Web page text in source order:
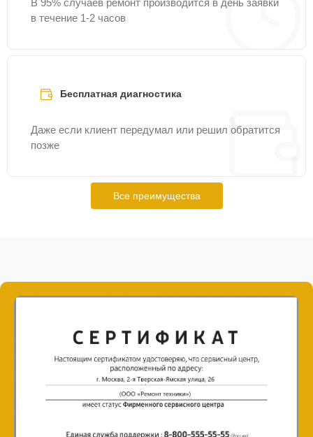
В 95% случаев ремонт производится в день заявки
в течение 1-2 часов
Бесплатная диагностика
Даже если клиент передумал или решил обратится
позже
Все преимущества